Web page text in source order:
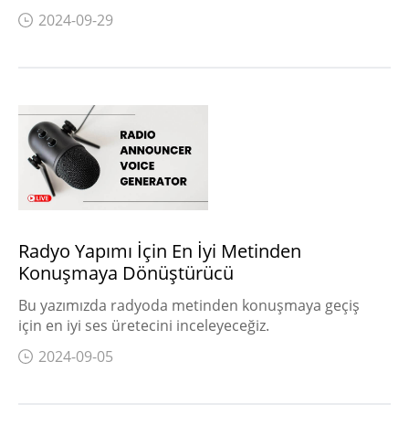
2024-09-29
Radyo Yapımı İçin En İyi Metinden
Konuşmaya Dönüştürücü
Bu yazımızda radyoda metinden konuşmaya geçiş
için en iyi ses üretecini inceleyeceğiz.
2024-09-05